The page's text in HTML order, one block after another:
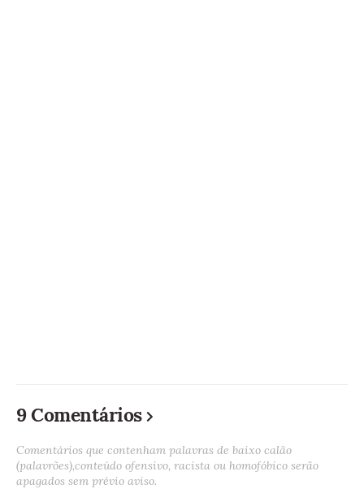
9 Comentários
Comentários que contenham palavras de baixo calão
(palavrões),conteúdo ofensivo, racista ou homofóbico serão
apagados sem prévio aviso.